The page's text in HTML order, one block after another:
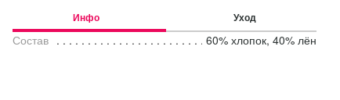
Инфо Уход
Состав 60% хлопок, 40% лён